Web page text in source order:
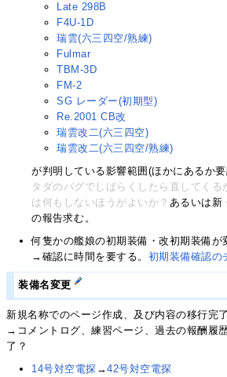
Late 298B
F4U-1D
瑞雲(六三四空/熟練)
Fulmar
TBM-3D
FM-2
SG レーダー(初期型)
Re.2001 CB改
瑞雲改二(六三四空)
瑞雲改二(六三四空/熟練)
が判明している影響範囲(ほかにあるか要
タダのバグでしばらくしたら直してく
は何もしないほうがよいか？ あるいは新
の報告求む。
何隻かの艦娘の初期装備・改初期装備が
→確認に時間を要する。 初期装備確認の
装備名変更
新規名称でのページ作成、及び内容の移行完
→コメントログ、練習ページ、過去の報酬履
了？
14号対空電探 →42号対空電探